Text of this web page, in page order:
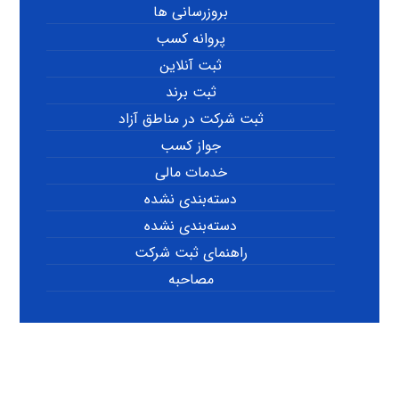
بروزرسانی ها
پروانه کسب
ثبت آنلاین
ثبت برند
ثبت شرکت در مناطق آزاد
جواز کسب
خدمات مالی
دسته‌بندی نشده
دسته‌بندی نشده
راهنمای ثبت شرکت
مصاحبه